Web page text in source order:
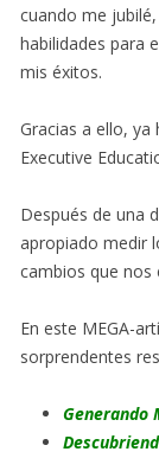
cuando me
habilidades para
mis éxitos.
Gracias a ello, ya
Executive
Después de una
apropiado medir
cambios que nos
En este MEGA-
sorprendentes
Generando